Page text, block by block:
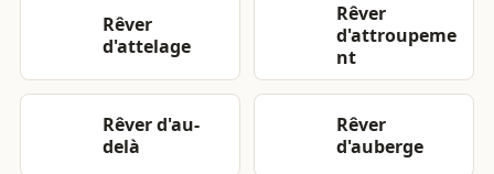
Rêver
d'attelage
Rêver
d'attroupeme
nt
Rêver d'au-
delà
Rêver
d'auberge